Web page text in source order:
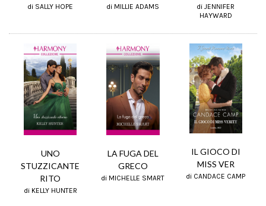
di SALLY HOPE di MILLIE ADAMS
di JENNIFER
HAYWARD
UNO
STUZZICANTE
RITO
di KELLY HUNTER
LA FUGA DEL
GRECO
di MICHELLE SMART
IL GIOCO DI
MISS VER
di CANDACE CAMP